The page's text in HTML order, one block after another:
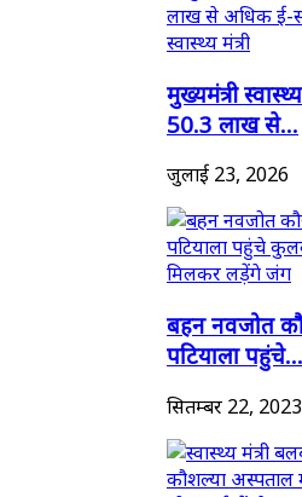
मुख्यमंत्री
50.3 लाख से...
जुलाई 23, 2026
बहन नवजोत
पटियाला पहुंचे...
सितम्बर 22, 2023